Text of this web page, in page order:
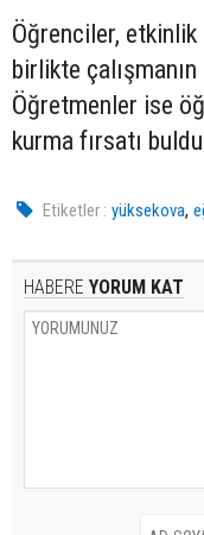
Öğrenciler,
birlikte
Öğretmenler ise
kurma fırsatı
Etiketler : yüksekova,
HABERE YORUM KAT